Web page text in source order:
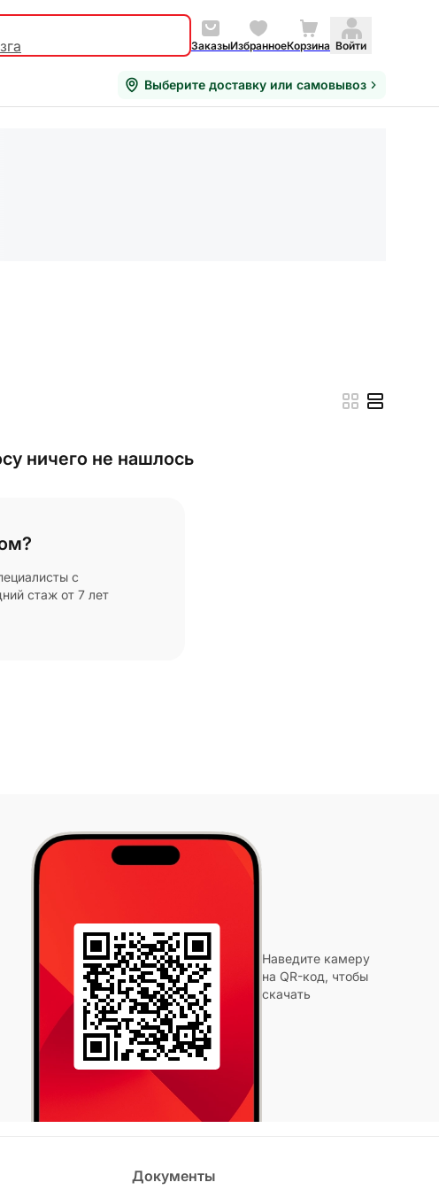
ЗаказыИзбранноеКорзина Войти
Выберите доставку или самовывоз
ничего не нашлось
с
стаж от 7 лет
Наведите камеру
на QR-код, чтобы
скачать
Документы